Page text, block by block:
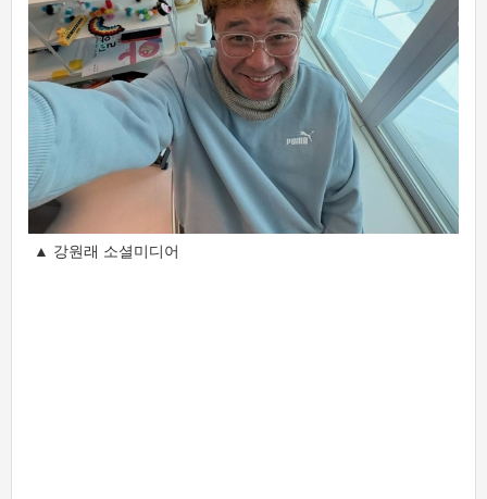
▲ 강원래 소셜미디어